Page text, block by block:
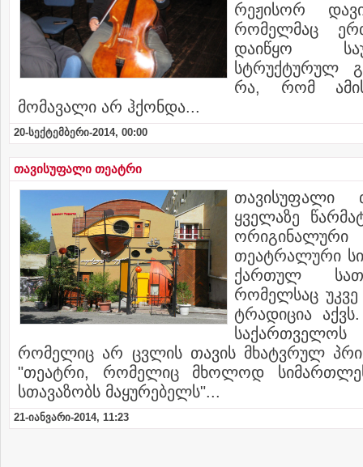
რეჟისორ
რომელმაც
დაიწყო
სტრუქტურულ
რა, რომ
მომავალი არ ჰქონდა...
20-სექტემბერი-2014, 00:00
თავისუფალი თეატრი
თავისუფალი
ყველაზე
ორიგინალური
თეატრალური
ქართულ
რომელსაც
ტრადიცია
რომელიც არ ცვლის თავის მხატვრულ
"თეატრი, რომელიც მხოლოდ
სთავაზობს მაყურებელს"...
21-იანვარი-2014, 11:23